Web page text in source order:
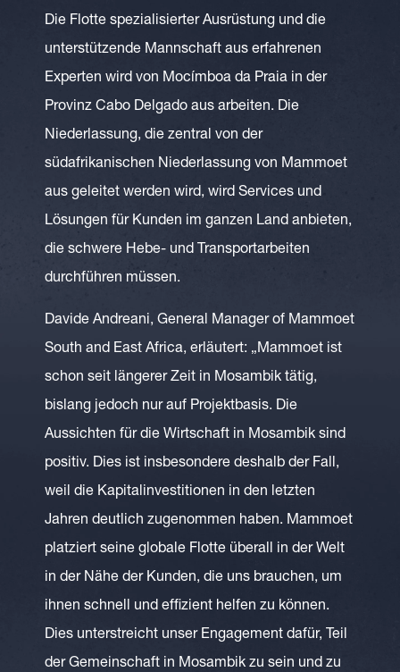
Die Flotte spezialisierter Ausrüstung und die
unterstützende Mannschaft aus erfahrenen
Experten wird von Mocímboa da Praia in der
Provinz Cabo Delgado aus arbeiten. Die
Niederlassung, die zentral von der
südafrikanischen Niederlassung von Mammoet
aus geleitet werden wird, wird Services und
Lösungen für Kunden im ganzen Land anbieten,
die schwere Hebe- und Transportarbeiten
durchführen müssen.
Davide Andreani, General Manager of Mammoet
South and East Africa, erläutert: „Mammoet ist
schon seit längerer Zeit in Mosambik tätig,
bislang jedoch nur auf Projektbasis. Die
Aussichten für die Wirtschaft in Mosambik sind
positiv. Dies ist insbesondere deshalb der Fall,
weil die Kapitalinvestitionen in den letzten
Jahren deutlich zugenommen haben. Mammoet
platziert seine globale Flotte überall in der Welt
in der Nähe der Kunden, die uns brauchen, um
ihnen schnell und effizient helfen zu können.
Dies unterstreicht unser Engagement dafür, Teil
der Gemeinschaft in Mosambik zu sein und zu